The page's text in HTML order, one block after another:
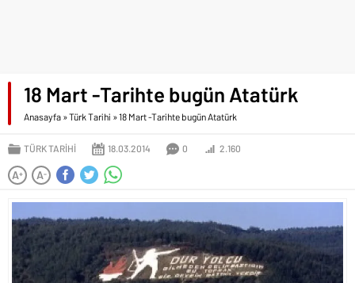
18 Mart -Tarihte bugün Atatürk
Anasayfa »Türk Tarihi »18 Mart -Tarihte bugün Atatürk
TÜRK TARIHI 18.03.2014 0 2.160
A+ A-